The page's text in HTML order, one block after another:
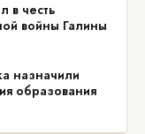
в честь
войны Галины
назначили
образования